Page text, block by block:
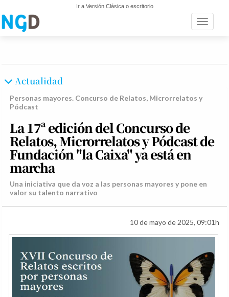
Ir a Versión Clásica o escritorio
Toggle
Actualidad
Personas mayores. Concurso de Relatos, Microrrelatos y
Pódcast
La 17ª edición del Concurso de
Relatos, Microrrelatos y Pódcast de
Fundación "la Caixa" ya está en
marcha
Una iniciativa que da voz a las personas mayores y pone en
valor su talento narrativo
10 de mayo de 2025, 09:01h